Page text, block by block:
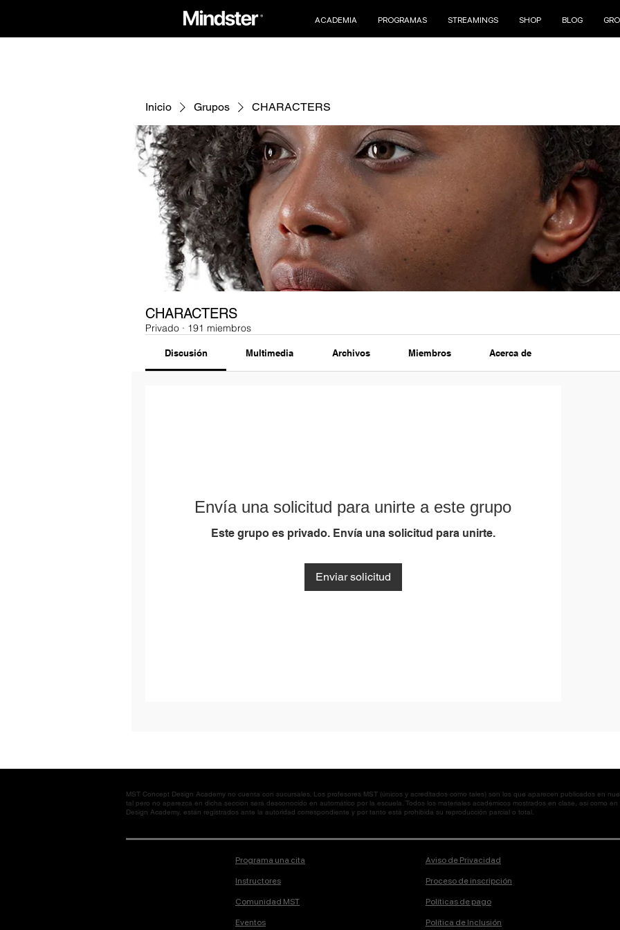
ACADEMIA PROGRAMAS STREAMINGS SHOP BLOG
Inicio Grupos CHARACTERS
CHARACTERS
Privado · 191 miembros
Discusión Multimedia Archivos Miembros Acerca de
Envía una solicitud para unirte a este grupo
Este grupo es privado. Envía una solicitud para unirte.
Enviar solicitud
MST Concept Design Academy no cuenta con sucursales. Los profesores MST (únicos y acreditados como tales) son los que aparecen publicados en
tal pero no aparezca en dicha sección será desconocido en automático por la escuela. Todos los materiales académicos mostrados en clase, así como
Design Academy, están registrados ante la autoridad correspondiente y por tanto está prohibida su reproducción parcial o total.
Programa una cita
Instructores
Comunidad MST
Eventos
Aviso de Privacidad
Proceso de inscripción
Políticas de pago
Política de Inclusión